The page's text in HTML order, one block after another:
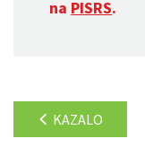
na PISRS.
KAZALO